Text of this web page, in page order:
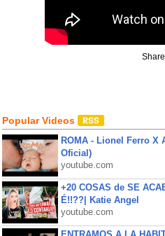
Popular Videos
ROMA - Lionel Ferro X
Oficial)
youtube.com
+20 COSAS de SE
É!!??| Katie Angel
youtube.com